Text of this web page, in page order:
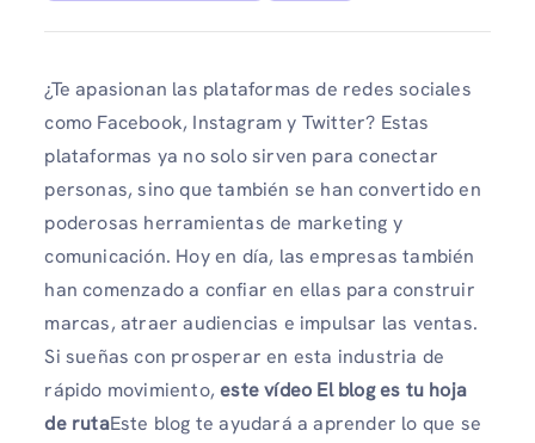
¿Te apasionan las plataformas de redes sociales
como Facebook, Instagram y Twitter? Estas
plataformas ya no solo sirven para conectar
personas, sino que también se han convertido en
poderosas herramientas de marketing y
comunicación. Hoy en día, las empresas también
han comenzado a confiar en ellas para construir
marcas, atraer audiencias e impulsar las ventas.
Si sueñas con prosperar en esta industria de
rápido movimiento,este vídeo El blog es tu hoja
de rutaEste blog te ayudará a aprender lo que se